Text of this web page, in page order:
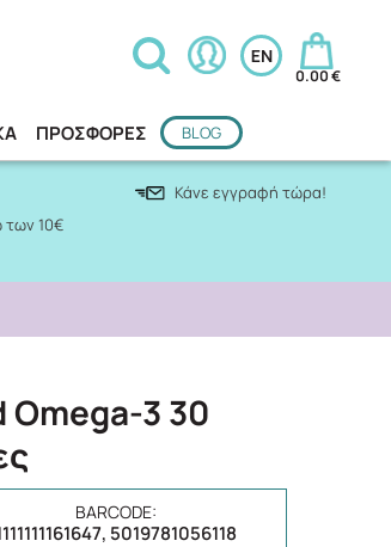
0.00 €
ΠΡΟΣΦΟΡΕΣ BLOG
10€
Κάνε εγγραφή τώρα!
3 30
BARCODE:
5019781056118